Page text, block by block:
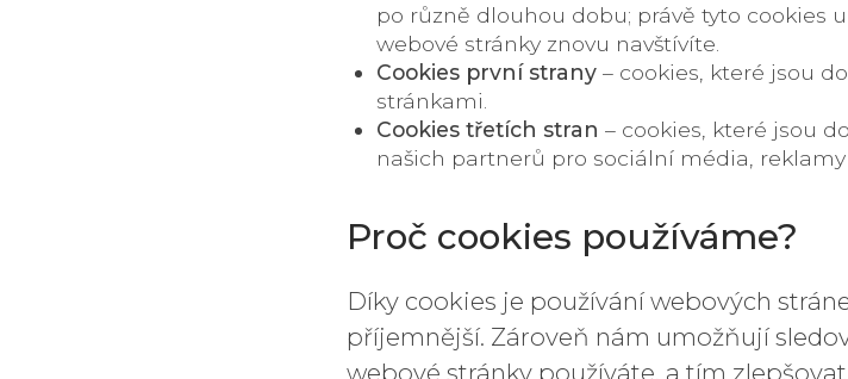
po různě dlouhou dobu; právě tyto cookies
webové stránky znovu navštívíte.
Cookies první strany – cookies, které jsou
stránkami.
Cookies třetích stran – cookies, které jsou
našich partnerů pro sociální média, reklamy
Proč cookies používáme?
Díky cookies je používání webových
příjemnější. Zároveň nám umožňují
webové stránky používáte, a tím